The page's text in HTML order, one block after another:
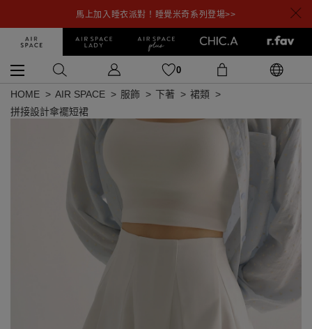
馬上加入睡衣派對！睡覺米奇系列登場>>
0
HOME AIR SPACE 服飾 下著
裙類
拼接設計傘襬短裙